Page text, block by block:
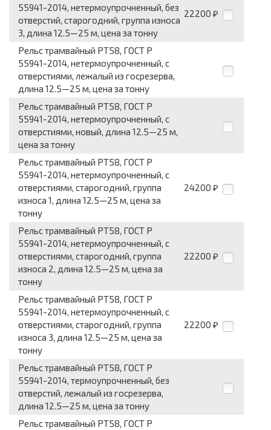
55941-2014, нетермоупрочненный, без
отверстий, старогодний, группа износа
3, длина 12.5—25 м, цена за тонну
22200 ₽
Рельс трамвайный РТ58, ГОСТ Р
55941-2014, нетермоупрочненный, с
отверстиями, лежалый из госрезерва,
длина 12.5—25 м, цена за тонну
Рельс трамвайный РТ58, ГОСТ Р
55941-2014, нетермоупрочненный, с
отверстиями, новый, длина 12.5—25 м,
цена за тонну
Рельс трамвайный РТ58, ГОСТ Р
55941-2014, нетермоупрочненный, с
отверстиями, старогодний, группа
износа 1, длина 12.5—25 м, цена за
тонну
24200 ₽
Рельс трамвайный РТ58, ГОСТ Р
55941-2014, нетермоупрочненный, с
отверстиями, старогодний, группа
износа 2, длина 12.5—25 м, цена за
тонну
22200 ₽
Рельс трамвайный РТ58, ГОСТ Р
55941-2014, нетермоупрочненный, с
отверстиями, старогодний, группа
износа 3, длина 12.5—25 м, цена за
тонну
22200 ₽
Рельс трамвайный РТ58, ГОСТ Р
55941-2014, термоупрочненный, без
отверстий, лежалый из госрезерва,
длина 12.5—25 м, цена за тонну
Рельс трамвайный РТ58, ГОСТ Р